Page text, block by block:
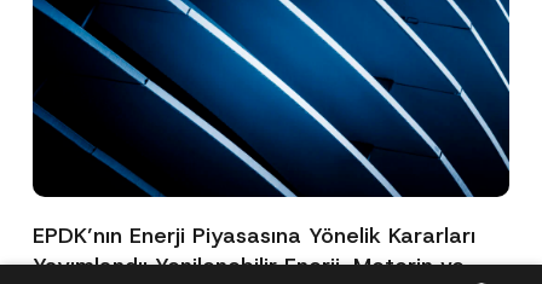
EPDK’nın Enerji Piyasasına Yönelik Kararları
Yayımlandı: Yenilenebilir Enerji, Motorin ve